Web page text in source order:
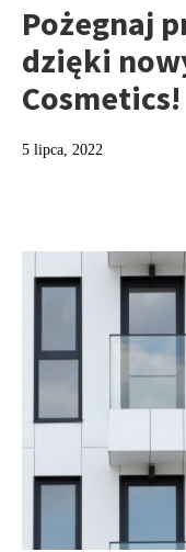
Pożegnaj
dzięki
Cosmetics!
5 lipca, 2022